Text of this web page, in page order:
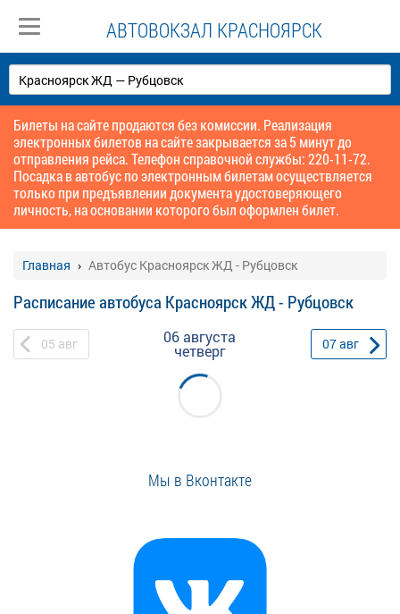
АВТОВОКЗАЛ КРАСНОЯРСК
Билеты на сайте продаются без комиссии. Реализация
электронных билетов на сайте закрывается за 5 минут до
отправления рейса. Телефон справочной службы: 220-11-72.
Посадка в автобус по электронным билетам осуществляется
только при предъявлении документа удостоверяющего
личность, на основании которого был оформлен билет.
Главная Автобус Красноярск ЖД - Рубцовск
Расписание автобуса Красноярск ЖД - Рубцовск
05 авг 06 августа
четверг 07авг
Мы в Вконтакте